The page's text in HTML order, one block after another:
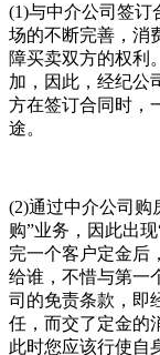
(1)与中介公司签订
场的不断完善，消
障买卖双方的权利
加，因此，经纪公
方在签订合同时，
途。
(2)通过中介公司购
购”业务，因此出
完一个客户定金后
给谁，不惜与第一
司的免责条款，即
任，而交了定金的
此时您应该行使自